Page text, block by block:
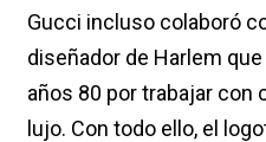
Gucci incluso colaboró
diseñador de Harlem
años 80 por trabajar con
lujo. Con todo ello, el